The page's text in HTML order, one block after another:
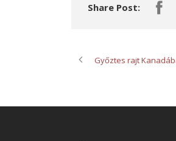
Share Post:
Győztes rajt